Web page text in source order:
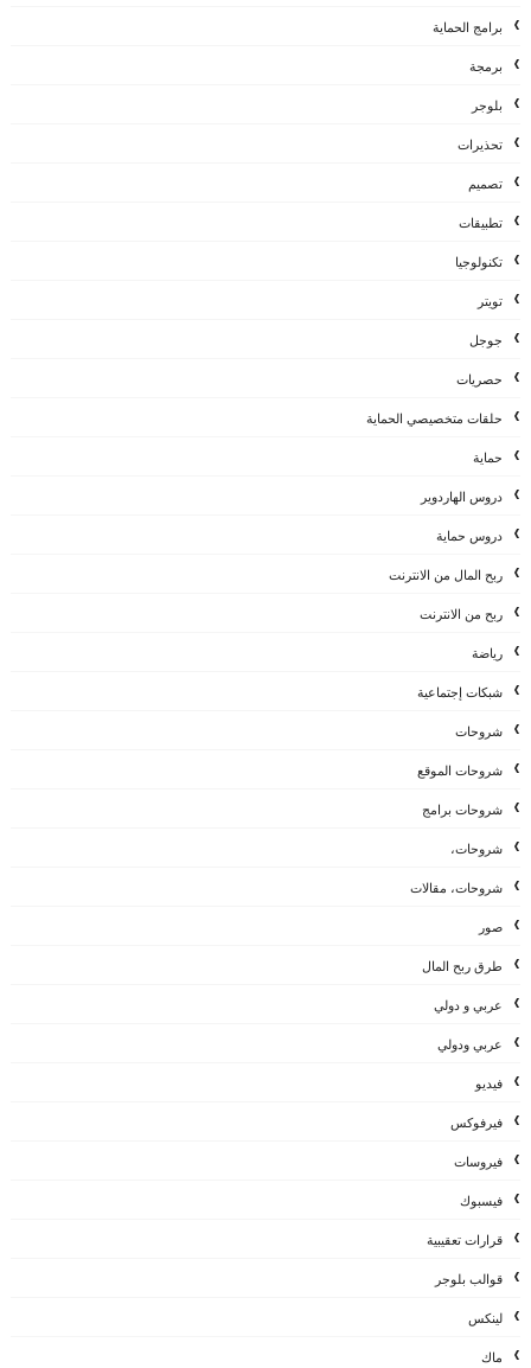
برامج الحماية
برمجة
بلوجر
تحذيرات
تصميم
تطبيقات
تكنولوجيا
تويتر
جوجل
حصريات
حلقات متخصيصي الحماية
حماية
دروس الهاردوير
دروس حماية
ربح المال من الانترنت
ربح من الانترنت
رياضة
شبكات إجتماعية
شروحات
شروحات الموقع
شروحات برامج
شروحات،
شروحات، مقالات
صور
طرق ربح المال
عربي و دولي
عربي ودولي
فيديو
فيرفوكس
فيروسات
فيسبوك
قرارات تعقيبية
قوالب بلوجر
لينكس
ماك